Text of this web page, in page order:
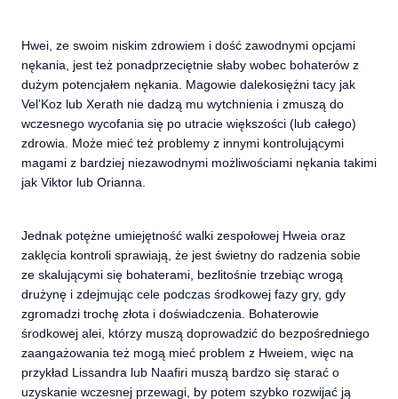
Hwei, ze swoim niskim zdrowiem i dość zawodnymi opcjami
nękania, jest też ponadprzeciętnie słaby wobec bohaterów z
dużym potencjałem nękania. Magowie dalekosiężni tacy jak
Vel’Koz lub Xerath nie dadzą mu wytchnienia i zmuszą do
wczesnego wycofania się po utracie większości (lub całego)
zdrowia. Może mieć też problemy z innymi kontrolującymi
magami z bardziej niezawodnymi możliwościami nękania takimi
jak Viktor lub Orianna.
Jednak potężne umiejętność walki zespołowej Hweia oraz
zaklęcia kontroli sprawiają, że jest świetny do radzenia sobie
ze skalującymi się bohaterami, bezlitośnie trzebiąc wrogą
drużynę i zdejmując cele podczas środkowej fazy gry, gdy
zgromadzi trochę złota i doświadczenia. Bohaterowie
środkowej alei, którzy muszą doprowadzić do bezpośredniego
zaangażowania też mogą mieć problem z Hweiem, więc na
przykład Lissandra lub Naafiri muszą bardzo się starać o
uzyskanie wczesnej przewagi, by potem szybko rozwijać ją